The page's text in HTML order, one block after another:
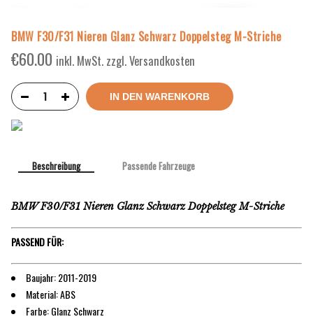
BMW F30/F31 Nieren Glanz Schwarz Doppelsteg M-Striche
€60.00 inkl. MwSt. zzgl. Versandkosten
IN DEN WARENKORB
Beschreibung Passende Fahrzeuge
BMW F30/F31 Nieren Glanz Schwarz Doppelsteg M-Striche
PASSEND FÜR:
Baujahr: 2011-2019
Material: ABS
Farbe: Glanz Schwarz